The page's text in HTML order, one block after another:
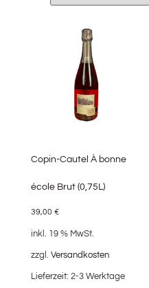
Copin-Cautel À bonne
école Brut (0,75L)
39,00 €
inkl. 19 % MwSt.
zzgl. Versandkosten
Lieferzeit: 2-3 Werktage